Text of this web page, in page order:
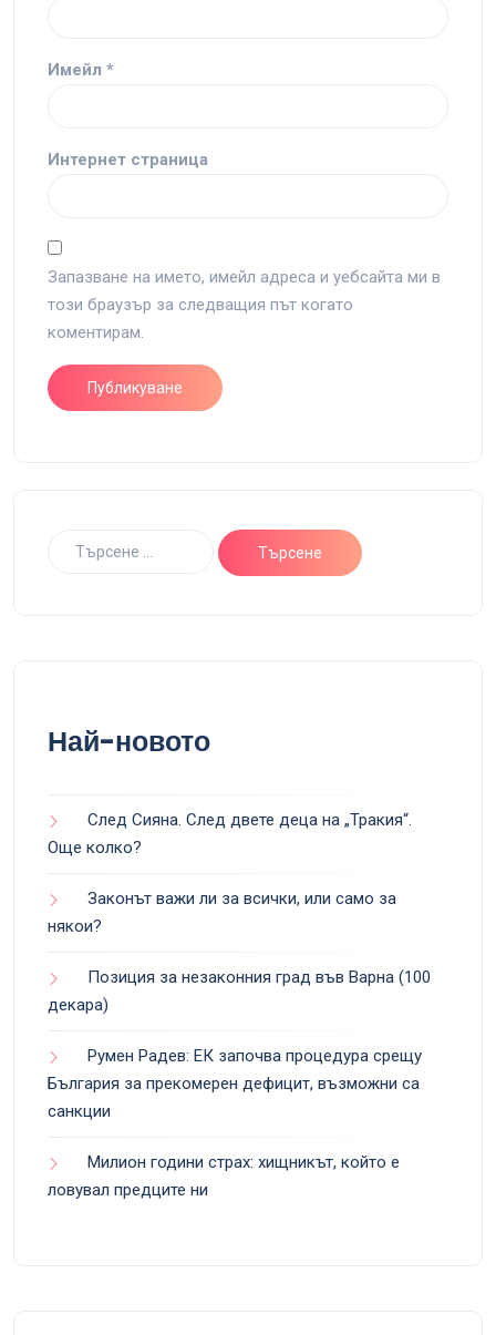
Имейл *
Интернет страница
Запазване на името, имейл адреса и уебсайта ми в
този браузър за следващия път когато
коментирам.
Най-новото
След Сияна. След двете деца на „Тракия“.
Още колко?
Законът важи ли за всички, или само за
някои?
Позиция за незаконния град във Варна (100
декара)
Румен Радев: ЕК започва процедура срещу
България за прекомерен дефицит, възможни са
санкции
Милион години страх: хищникът, който е
ловувал предците ни